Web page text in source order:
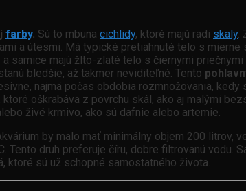
farby. Sú to mbuna cichlidy, ktoré majú radi skaly.
a útesmi. Má typické pretiahnuté telo s mierne
a samice majú žlto-zlaté telo s čiernymi
bledšie, až takmer neviditeľné. Tento
najmä počas obdobia rozmnožovania, kedy
oškrabáva z povrchu skál, ako aj malými
živé krmivo, ako sú dafnie alebo artemie.
by malo mať minimálny objem 200 litrov,
Tento druh preferuje číru, dobre filtrovanú vodu.
ktoré sú už schopné samostatného života.